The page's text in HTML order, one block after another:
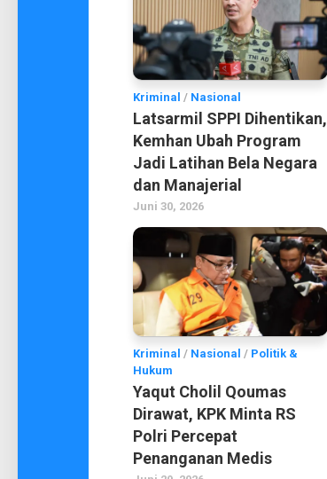
Kriminal / Nasional
Latsarmil SPPI Dihentikan,
Kemhan Ubah Program
Jadi Latihan Bela Negara
dan Manajerial
Juni 30, 2026
Kriminal / Nasional / Politik &
Hukum
Yaqut Cholil Qoumas
Dirawat, KPK Minta RS
Polri Percepat
Penanganan Medis